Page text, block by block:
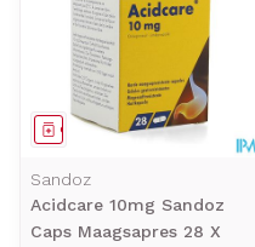
Geneesmiddel
Sandoz
Acidcare 10mg Sandoz
Caps Maagsapres 28 X